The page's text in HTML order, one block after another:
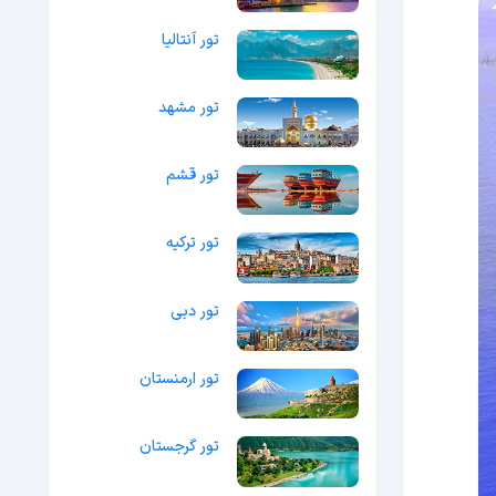
تور آنتالیا
تور مشهد
تور قشم
تور ترکیه
تور دبی
تور ارمنستان
تور گرجستان